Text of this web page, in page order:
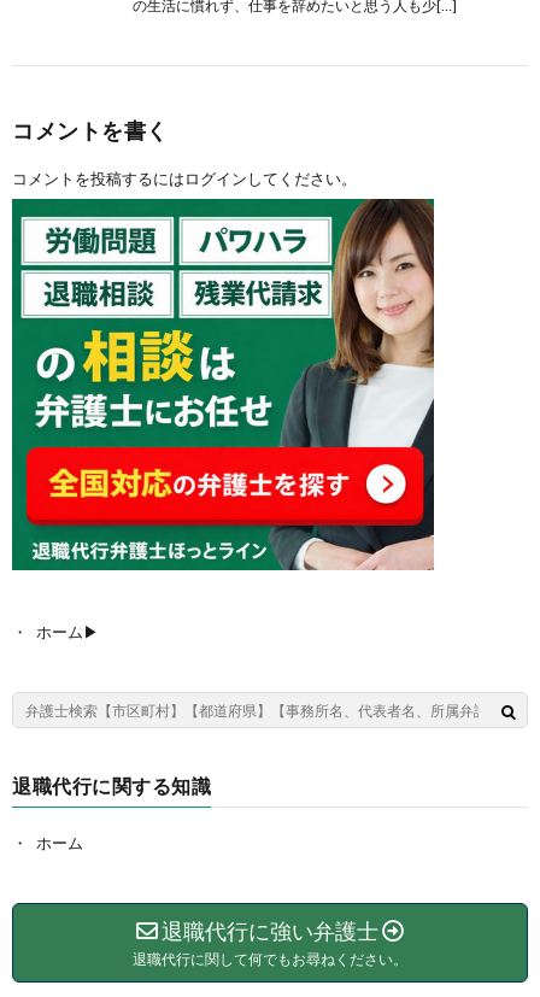
の生活に慣れず、仕事を辞めたいと思う人も少[…]
コメントを書く
コメントを投稿するにはログインしてください。
ホーム▶︎
退職代行に関する知識
ホーム
退職代行に強い弁護士
退職代行に関して何でもお尋ねください。